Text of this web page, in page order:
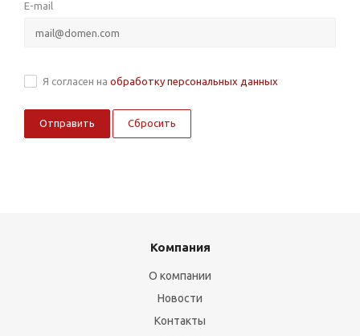
E-mail
Я согласен на обработку персональных данных
Сбросить
Компания
О компании
Новости
Контакты